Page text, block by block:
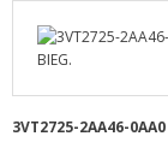
3VT2725-2AA46-